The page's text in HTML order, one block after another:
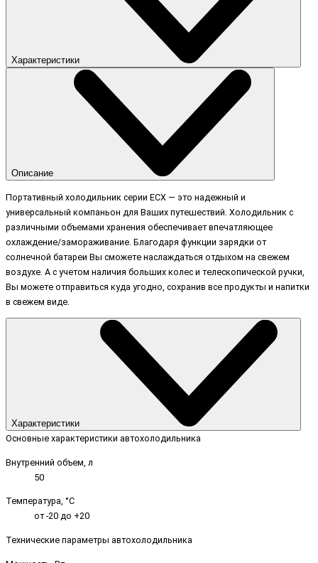
Характеристики
Описание
Портативный холодильник серии ECX — это надежный и
универсальный компаньон для Ваших путешествий. Холодильник с
различными объемами хранения обеспечивает впечатляющее
охлаждение/замораживание. Благодаря функции зарядки от
солнечной батареи Вы сможете наслаждаться отдыхом на свежем
воздухе. А с учетом наличия больших колес и телескопической ручки,
Вы можете отправиться куда угодно, сохранив все продукты и напитки
в свежем виде.
Характеристики
Основные характеристики автохолодильника
Внутренний объем, л
50
Температура, °C
от -20 до +20
Технические параметры автохолодильника